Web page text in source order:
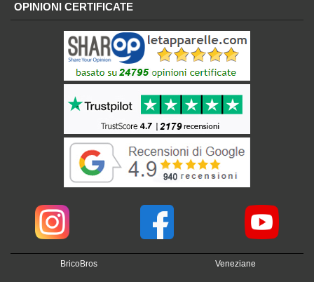
OPINIONI CERTIFICATE
BricoBros Veneziane